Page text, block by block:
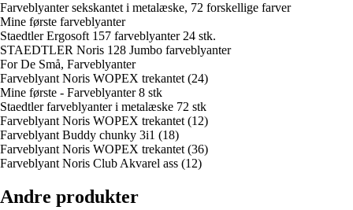
Farveblyanter sekskantet i metalæske, 72 forskellige farver
Mine første farveblyanter
Staedtler Ergosoft 157 farveblyanter 24 stk.
STAEDTLER Noris 128 Jumbo farveblyanter
For De Små, Farveblyanter
Farveblyant Noris WOPEX trekantet (24)
Mine første - Farveblyanter 8 stk
Staedtler farveblyanter i metalæske 72 stk
Farveblyant Noris WOPEX trekantet (12)
Farveblyant Buddy chunky 3i1 (18)
Farveblyant Noris WOPEX trekantet (36)
Farveblyant Noris Club Akvarel ass (12)
Andre produkter